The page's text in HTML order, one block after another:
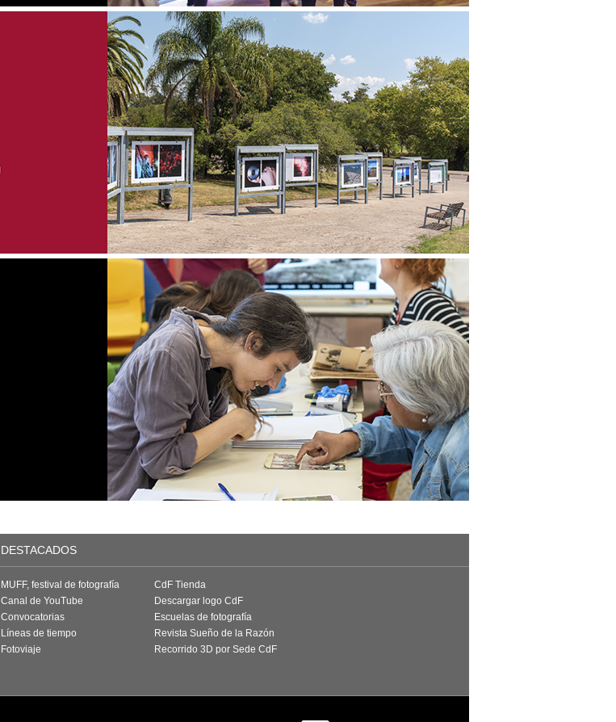
DESTACADOS
MUFF, festival de fotografía
Canal de YouTube
Convocatorias
Líneas de tiempo
Fotoviaje
CdF Tienda
Descargar logo CdF
Escuelas de fotografía
Revista Sueño de la Razón
Recorrido 3D por Sede CdF